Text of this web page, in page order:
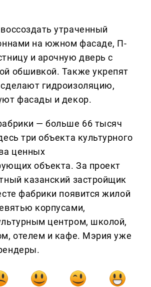
утраченный
на южном фасаде, П-
и арочную дверь с
обшивкой. Также укрепят
гидроизоляцию,
фасады и декор.
— больше 66 тысяч
три объекта культурного
ценных
объекта. За проект
казанский застройщик
фабрики появится жилой
корпусами,
центром, школой,
отелем и кафе. Мэрия уже